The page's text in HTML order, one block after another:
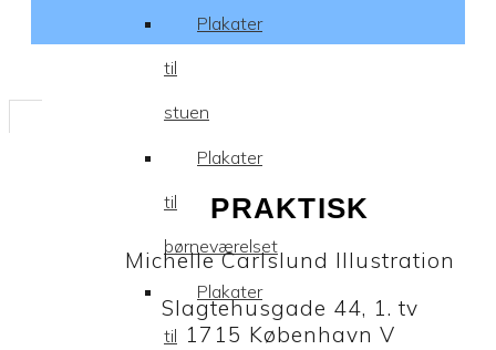
Plakater
til
stuen
Plakater
til
børneværelset
Plakater
til
PRAKTISK
Michelle Carlslund Illustration
Slagtehusgade 44, 1. tv
1715 København V